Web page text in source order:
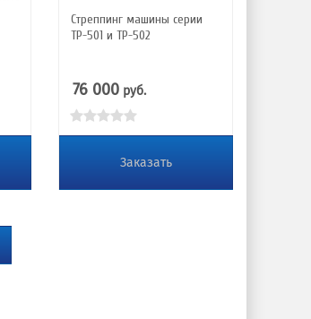
Стреппинг машины серии
ТР-501 и ТР-502
76 000 руб.
Заказать